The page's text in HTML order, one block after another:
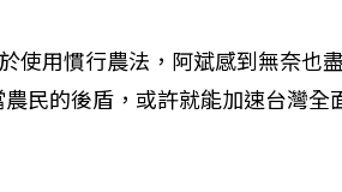
使用慣行農法，阿斌感到無奈也
民的後盾，或許就能加速台灣全